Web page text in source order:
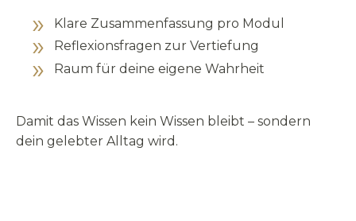
Klare Zusammenfassung pro Modul
Reflexionsfragen zur Vertiefung
Raum für deine eigene Wahrheit
Damit das Wissen kein Wissen bleibt – sondern
dein gelebter Alltag wird.